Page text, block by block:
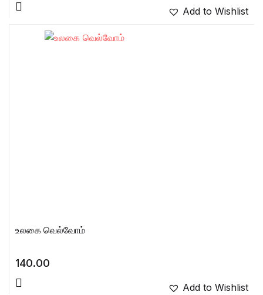
Add to Wishlist
உலகை வெல்வோம்
140.00
Add to Wishlist